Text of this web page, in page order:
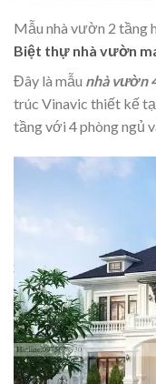
Mẫu nhà vườn 2 tầng
Biệt thự nhà vườn
Đây là mẫu nhà vườn
trúc Vinavic thiết kế
tầng với 4 phòng ngủ